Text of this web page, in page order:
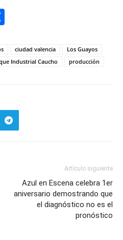
ciudad valencia
Los Guayos
Industrial Caucho producción
Artículo siguiente
Azul en Escena celebra 1er
aniversario demostrando que
el diagnóstico no es el
pronóstico